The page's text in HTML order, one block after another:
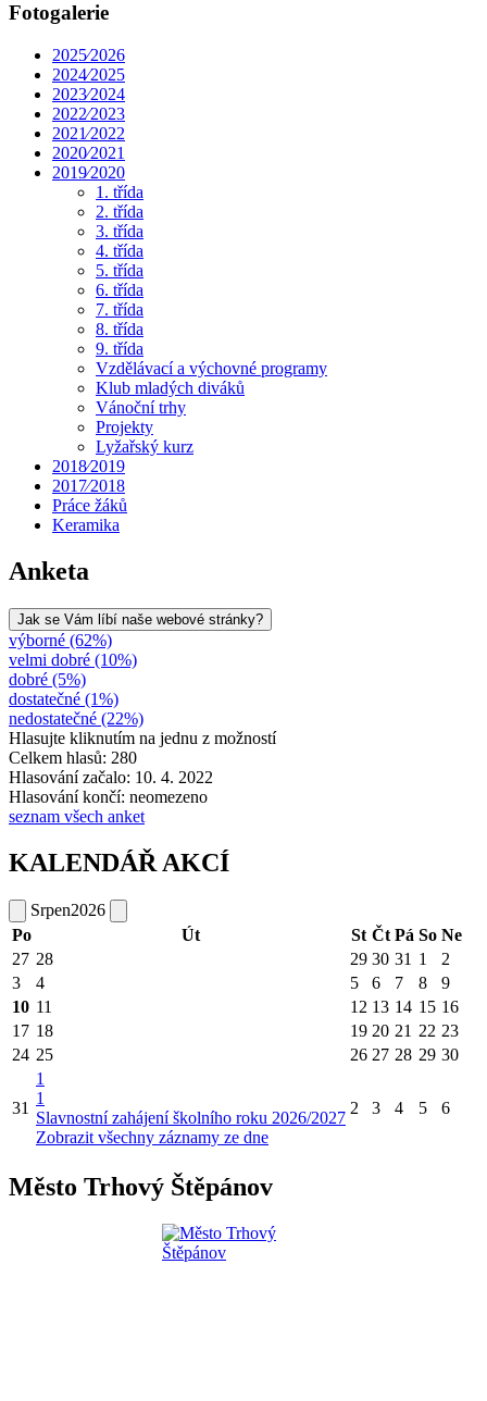
Fotogalerie
2025⁄2026
2024⁄2025
2023⁄2024
2022⁄2023
2021⁄2022
2020⁄2021
2019⁄2020
1. třída
2. třída
3. třída
4. třída
5. třída
6. třída
7. třída
8. třída
9. třída
Vzdělávací a výchovné programy
Klub mladých diváků
Vánoční trhy
Projekty
Lyžařský kurz
2018⁄2019
2017⁄2018
Práce žáků
Keramika
Anketa
Jak se Vám líbí naše webové stránky?
výborné (62%)
velmi dobré (10%)
dobré (5%)
dostatečné (1%)
nedostatečné (22%)
Hlasujte kliknutím na jednu z možností
Celkem hlasů: 280
Hlasování začalo: 10. 4. 2022
Hlasování končí: neomezeno
seznam všech anket
KALENDÁŘ AKCÍ
Srpen2026
Po
Út St Čt Pá So Ne
27 28 29 30 31 1
2
3
4 5 6 7 8
9
10 11 12 13 14 15 16
17 18 19 20 21 22 23
24 25 26 27 28 29 30
31
1
1
Slavnostní zahájení školního roku 2026/2027
Zobrazit všechny záznamy ze dne
2 3 4 5 6
Město Trhový Štěpánov